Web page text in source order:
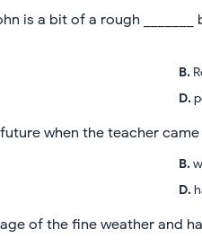
is a bit of a rough
B.
D.
when the teacher came
B.
D.
of the fine weather and